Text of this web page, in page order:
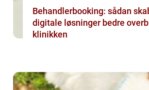
Behandlerbooking: sådan
digitale løsninger bedre
klinikken